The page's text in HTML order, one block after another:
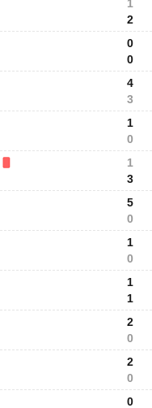
1
2
0
0
4
3
1
0
1
3
5
0
1
0
1
1
2
0
2
0
0